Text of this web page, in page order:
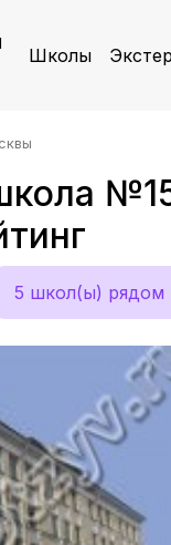
Школы
5 школ(ы) рядом